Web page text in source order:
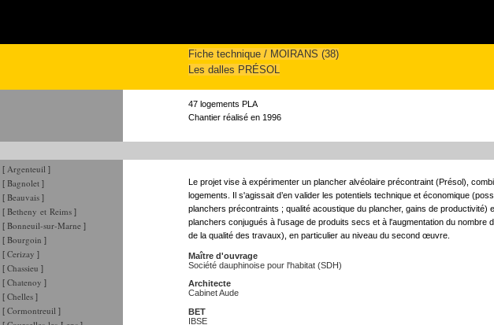
Fiche technique / MOIRANS (38)
Les dalles PRÉSOL
47 logements PLA
Chantier réalisé en 1996
[ Argenteuil ]
[ Bagnolet ]
[ Beauvais ]
[ Betheny et Reims ]
[ Bonneuil-sur-Marne ]
[ Bourgoin ]
[ Cerizay ]
[ Chassieu ]
[ Chatenoy ]
[ Chelles ]
[ Cormontreuil ]
Le projet vise à expérimenter un plancher alvéolaire précontraint (Présol),
logements. Il s'agissait d’en valider les potentiels technique et économique
planchers précontraints ; qualité acoustique du plancher, gains de
planchers conjugués à l'usage de produits secs et à l'augmentation du
de la qualité des travaux), en particulier au niveau du second œuvre.
Maître d'ouvrage
Société dauphinoise pour l'habitat (SDH)
Architecte
Cabinet Aude
BET
IBSE